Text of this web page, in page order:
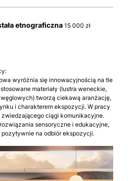
etnograficzna 15 000 zł
wyróżnia się innowacyjnością na tle
materiały (lustra weneckie,
tworzą ciekawą aranżację,
i charakterem ekspozycji. W pracy
ciągi komunikacyjne.
sensoryczne i edukacyjne,
pozytywnie na odbiór ekspozycji.